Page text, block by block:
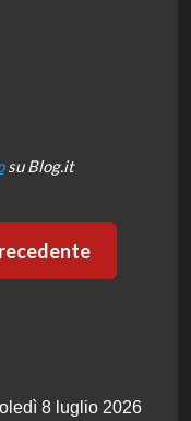
su Blog.it
8 luglio 2026